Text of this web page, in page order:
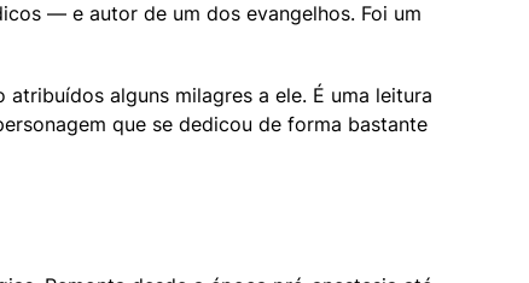
— e autor de um dos evangelhos. Foi um
alguns milagres a ele. É uma leitura
que se dedicou de forma bastante